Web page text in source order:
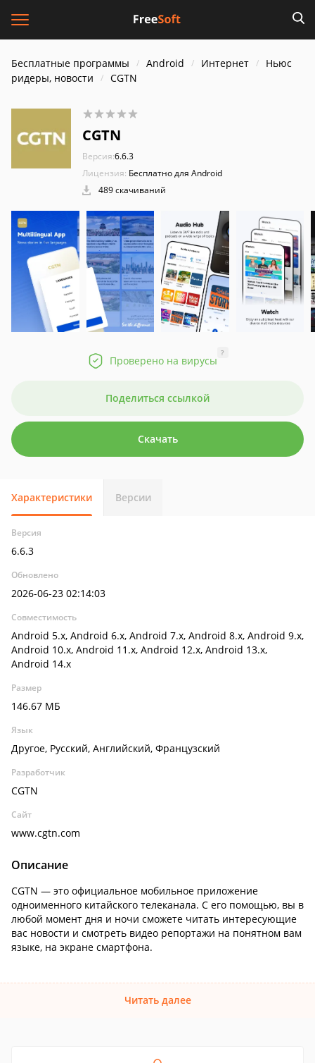
Бесплатные программы Android Интернет
Ньюс
ридеры, новости
CGTN
CGTN
Версия:6.6.3
Лицензия: Бесплатно для Android
489 скачиваний
Проверено на вирусы
?
Поделиться ссылкой
Скачать
Характеристики Версии
Версия
6.6.3
Обновлено
2026-06-23 02:14:03
Совместимость
Android 5.x, Android 6.x, Android 7.x, Android 8.x, Android 9.x,
Android 10.x, Android 11.x, Android 12.x, Android 13.x,
Android 14.x
Размер
146.67 МБ
Язык
Другое, Русский, Английский, Французский
Разработчик
CGTN
Сайт
www.cgtn.com
Описание
CGTN — это официальное мобильное приложение
одноименного китайского телеканала. С его помощью, вы в
любой момент дня и ночи сможете читать интересующие
вас новости и смотреть видео репортажи на понятном вам
языке, на экране смартфона.
Читать далее